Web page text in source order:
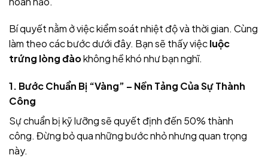
Bí quyết nằm ở việc kiểm soát nhiệt độ và thời gian. Cùng
làm theo các bước dưới đây. Bạn sẽ thấy việcluộc
trứng lòng đàokhông hề khó như bạn nghĩ.
1. Bước Chuẩn Bị “Vàng” – Nền Tảng Của Sự Thành
Công
Sự chuẩn bị kỹ lưỡng sẽ quyết định đến 50% thành
công. Đừng bỏ qua những bước nhỏ nhưng quan trọng
này.